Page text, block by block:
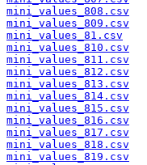
mini_values_808.csv
mini_values_809.csv
mini_values_81.csv
mini_values_810.csv
mini_values_811.csv
mini_values_812.csv
mini_values_813.csv
mini_values_814.csv
mini_values_815.csv
mini_values_816.csv
mini_values_817.csv
mini_values_818.csv
mini_values_819.csv